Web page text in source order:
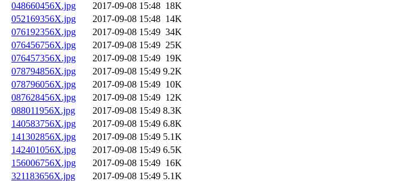
048660456X.jpg
2017-09-08 15:48 18K
052169356X.jpg
2017-09-08 15:48 14K
076192356X.jpg
2017-09-08 15:49 34K
076456756X.jpg
2017-09-08 15:49 25K
076457356X.jpg
2017-09-08 15:49 19K
078794856X.jpg
2017-09-08 15:49 9.2K
078796056X.jpg
2017-09-08 15:49 10K
087628456X.jpg
2017-09-08 15:49 12K
088011956X.jpg
2017-09-08 15:49 8.3K
140583756X.jpg
2017-09-08 15:49 6.8K
141302856X.jpg
2017-09-08 15:49 5.1K
142401056X.jpg
2017-09-08 15:49 6.5K
156006756X.jpg
2017-09-08 15:49 16K
321183656X.jpg
2017-09-08 15:49 5.1K